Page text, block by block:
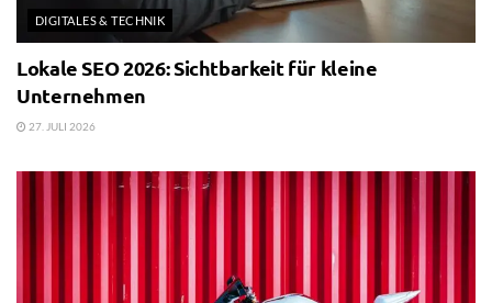
DIGITALES & TECHNIK
Lokale SEO 2026: Sichtbarkeit für kleine
Unternehmen
27. JULI 2026